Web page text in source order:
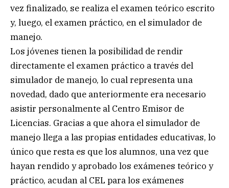
vez finalizado, se realiza el examen teórico escrito
y, luego, el examen práctico, en el simulador de
manejo.
Los jóvenes tienen la posibilidad de rendir
directamente el examen práctico a través del
simulador de manejo, lo cual representa una
novedad, dado que anteriormente era necesario
asistir personalmente al Centro Emisor de
Licencias. Gracias a que ahora el simulador de
manejo llega a las propias entidades educativas, lo
único que resta es que los alumnos, una vez que
hayan rendido y aprobado los exámenes teórico y
práctico, acudan al CEL para los exámenes